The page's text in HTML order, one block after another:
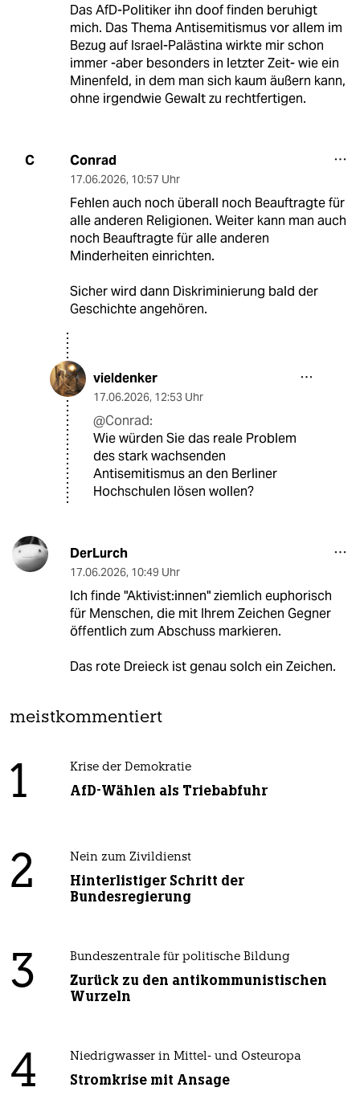
Das AfD-Politiker ihn doof finden beruhigt
mich. Das Thema Antisemitismus vor allem im
Bezug auf Israel-Palästina wirkte mir schon
immer -aber besonders in letzter Zeit- wie ein
Minenfeld, in dem man sich kaum äußern kann,
ohne irgendwie Gewalt zu rechtfertigen.
C Conrad
17.06.2026, 10:57 Uhr
Fehlen auch noch überall noch Beauftragte für
alle anderen Religionen. Weiter kann man auch
noch Beauftragte für alle anderen
Minderheiten einrichten.
Sicher wird dann Diskriminierung bald der
Geschichte angehören.
vieldenker
17.06.2026, 12:53 Uhr
@Conrad:
Wie würden Sie das reale Problem
des stark wachsenden
Antisemitismus an den Berliner
Hochschulen lösen wollen?
DerLurch
17.06.2026, 10:49 Uhr
Ich finde "Aktivist:innen" ziemlich euphorisch
für Menschen, die mit Ihrem Zeichen Gegner
öffentlich zum Abschuss markieren.
Das rote Dreieck ist genau solch ein Zeichen.
meistkommentiert
1 Krise der Demokratie
AfD-Wählen als Triebabfuhr
2 Nein zum Zivildienst
Hinterlistiger Schritt der
Bundesregierung
3 Bundeszentrale für politische Bildung
Zurück zu den antikommunistischen
Wurzeln
4 Niedrigwasser in Mittel- und Osteuropa
Stromkrise mit Ansage